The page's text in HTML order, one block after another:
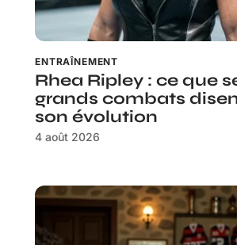
ENTRAÎNEMENT
Rhea Ripley : ce que
grands combats
son évolution
4 août 2026